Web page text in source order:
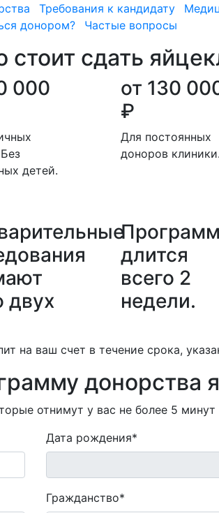
Требования к кандидату
донором?
Частые вопросы
стоит сдать
000
детей.
от 130
₽
Для постоянных
доноров клиники.
двух
длится
всего 2
недели.
на ваш счет в течение срока,
донорства
отнимут у вас не более 5 минут
Дата рождения*
Гражданство*